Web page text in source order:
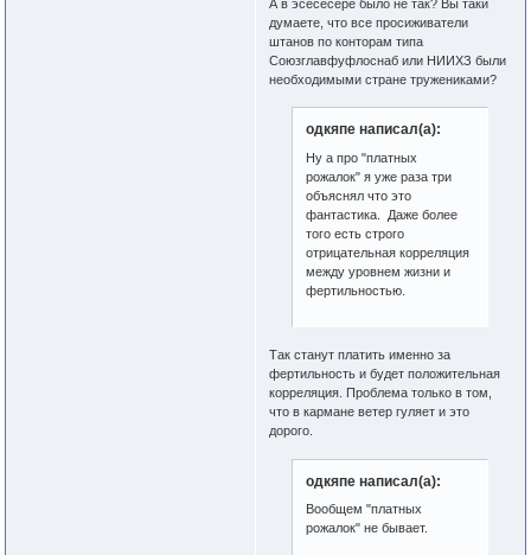
А в эсесесере было не так? Вы таки
думаете, что все просиживатели
штанов по конторам типа
Союзглавфуфлоснаб или НИИХЗ были
необходимыми стране тружениками?
одкяпе написал(а):
Ну а про "платных
рожалок" я уже раза три
объяснял что это
фантастика. Даже более
того есть строго
отрицательная корреляция
между уровнем жизни и
фертильностью.
Так станут платить именно за
фертильность и будет положительная
корреляция. Проблема только в том,
что в кармане ветер гуляет и это
дорого.
одкяпе написал(а):
Вообщем "платных
рожалок" не бывает.